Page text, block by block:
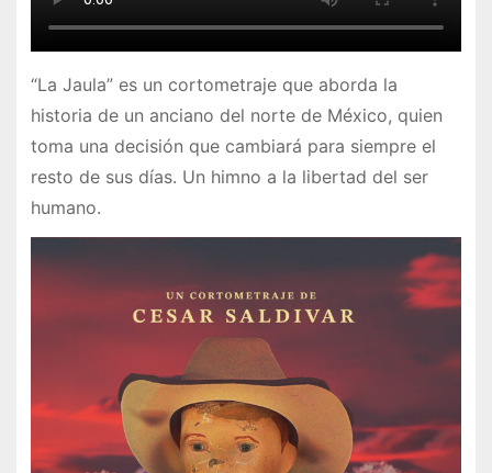
“La Jaula” es un cortometraje que aborda la
historia de un anciano del norte de México, quien
toma una decisión que cambiará para siempre el
resto de sus días. Un himno a la libertad del ser
humano.